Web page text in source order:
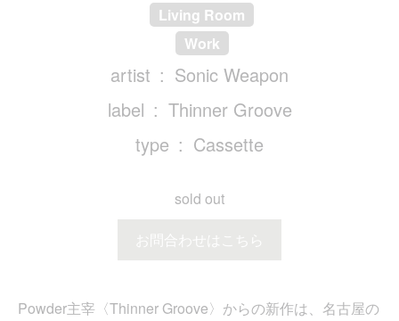
Living Room
Work
artist
Sonic Weapon
label
Thinner Groove
type
Cassette
sold out
お問合わせはこちら
Powder主宰〈Thinner Groove〉からの新作は、名古屋の